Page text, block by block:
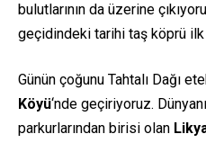
bulutlarının da üzerine
geçidindeki tarihi taş köprü ilk
Günün çoğunu Tahtalı Dağı
Köyü‘nde geçiriyoruz.
parkurlarından birisi olan